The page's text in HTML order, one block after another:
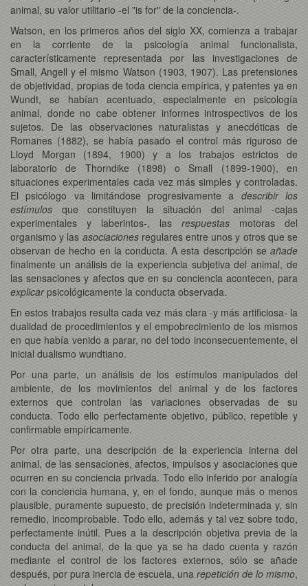
animal, su valor utilitario -el "is for" de la conciencia-.
Watson, en los primeros años del siglo XX, comienza a trabajar
en la corriente de la psicología animal funcionalista,
característicamente representada por las investigaciones de
Small, Angell y el mismo Watson (1903, 1907). Las pretensiones
de objetividad, propias de toda ciencia empírica, y patentes ya en
Wundt, se habían acentuado, especialmente en psicología
animal, donde no cabe obtener informes introspectivos de los
sujetos. De las observaciones naturalistas y anecdóticas de
Romanes (1882), se había pasado el control más riguroso de
Lloyd Morgan (1894, 1900) y a los trabajos estrictos de
laboratorio de Thorndike (1898) o Small (1899-1900), en
situaciones experimentales cada vez más simples y controladas.
El psicólogo va limitándose progresivamente a describir los
estímulos que constituyen la situación del animal -cajas
experimentales y laberintos-, las respuestas motoras del
organismo y las asociacionesregulares entre unos y otros que se
observan de hecho en la conducta. A esta descripción se añade
finalmente un análisis de la experiencia subjetiva del animal, de
las sensaciones y afectos que en su conciencia acontecen, para
explicarpsicológicamente la conducta observada.
En estos trabajos resulta cada vez más clara -y más artificiosa- la
dualidad de procedimientos y el empobrecimiento de los mismos
en que había venido a parar, no del todo inconsecuentemente, el
inicial dualismo wundtiano.
Por una parte, un análisis de los estímulos manipulados del
ambiente, de los movimientos del animal y de los factores
externos que controlan las variaciones observadas de su
conducta. Todo ello perfectamente objetivo, público, repetible y
confirmable empíricamente.
Por otra parte, una descripción de la experiencia interna del
animal, de las sensaciones, afectos, impulsos y asociaciones que
ocurren en su conciencia privada. Todo ello inferido por analogía
con la conciencia humana, y, en el fondo, aunque más o menos
plausible, puramente supuesto, de precisión indeterminada y, sin
remedio, incomprobable. Todo ello, además y tal vez sobre todo,
perfectamente inútil. Pues a la descripción objetiva previa de la
conducta del animal, de la que ya se ha dado cuenta y razón
mediante el control de los factores externos, sólo se añade
después, por pura inercia de escuela, una repetición de lo mismo,